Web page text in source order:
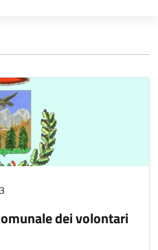
dei volontari